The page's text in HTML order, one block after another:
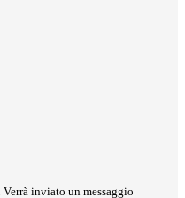
Verrà inviato un messaggio